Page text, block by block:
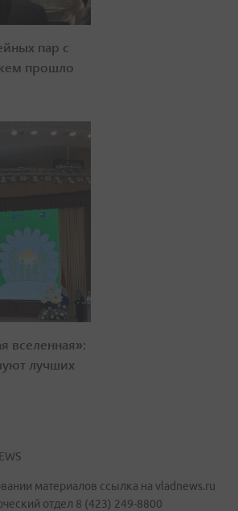
пар с
прошло
вселенная»:
лучших
материалов ссылка на vladnews.ru
отдел 8 (423) 249-8800